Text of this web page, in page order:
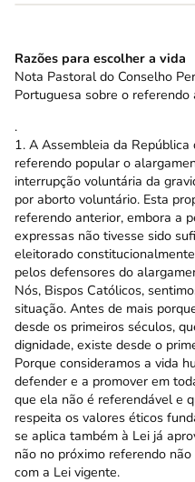
Razões para escolher a vida
Nota Pastoral do Conselho
Portuguesa sobre o referendo
.
1. A Assembleia da República
referendo popular o
interrupção voluntária da
por aborto voluntário. Esta
referendo anterior, embora a
expressas não tivesse sido
eleitorado
pelos defensores do
Nós, Bispos Católicos,
situação. Antes de mais
desde os primeiros séculos,
dignidade, existe desde o
Porque consideramos a vida
defender e a promover em
que ela não é referendável e
respeita os valores éticos
se aplica também à Lei já
não no próximo referendo
com a Lei vigente.